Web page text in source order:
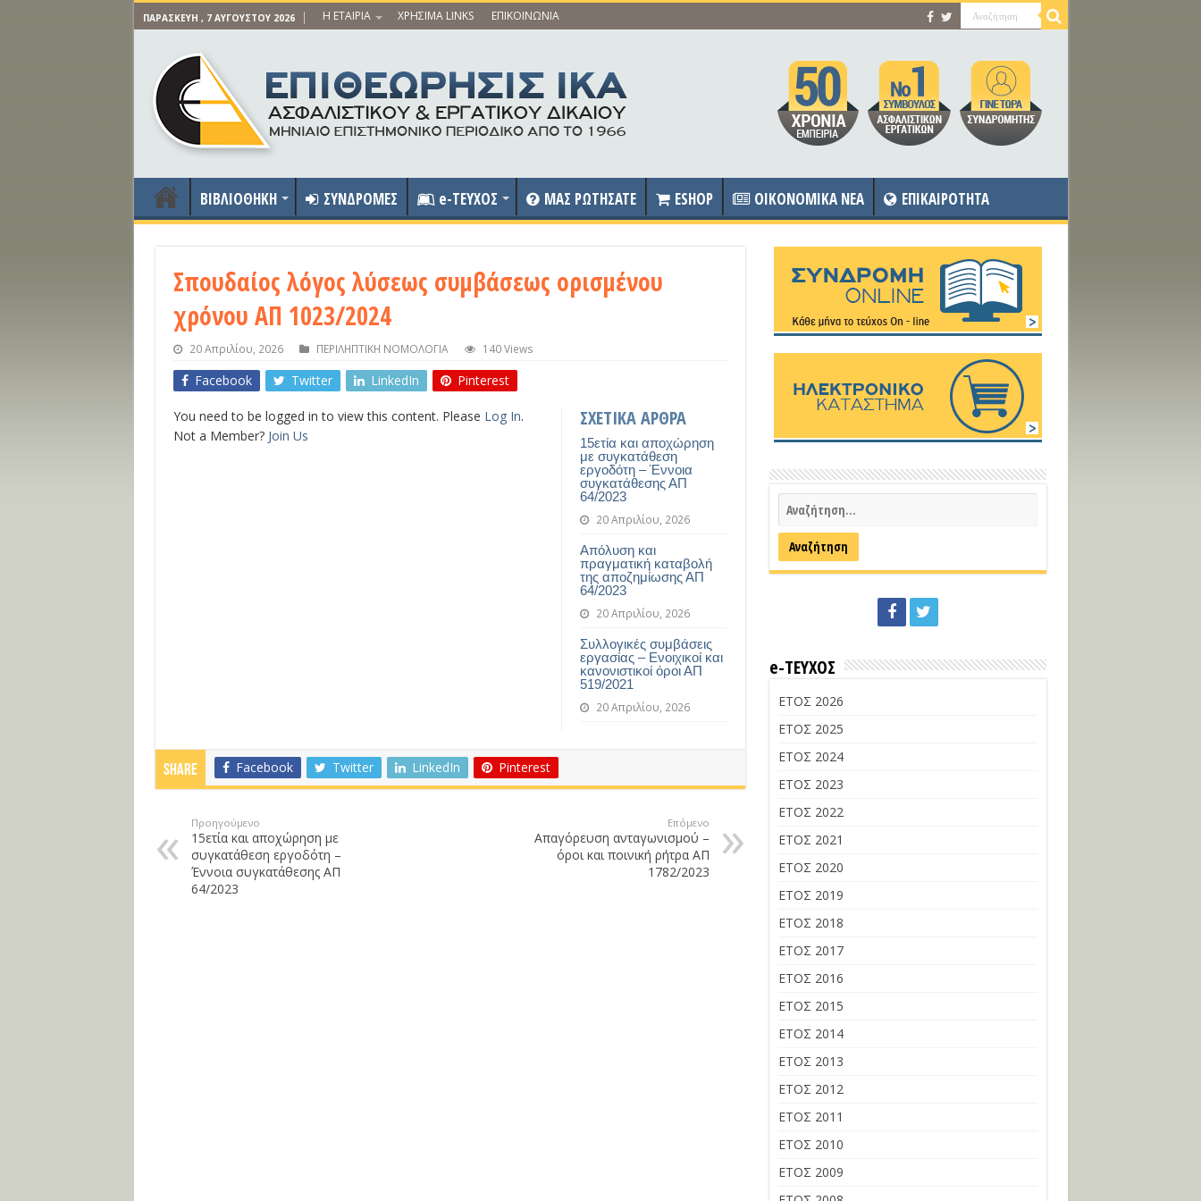
ΠΑΡΑΣΚΕΥΉ , 7 ΑΥΓΟΎΣΤΟΥ 2026 Η ΕΤΑΙΡΙΑ ΧΡΗΣΙΜΑ LINKS ΕΠΙΚΟΙΝΩΝΙΑ
ΒΙΒΛΙΟΘΗΚΗ ΣΥΝΔΡΟΜΕΣ e-ΤΕΥΧΟΣ ΜΑΣ ΡΩΤΗΣΑΤΕ ESHOP OIKONOMIKA NEA ΕΠΙΚΑΙΡΟΤΗΤΑ
Σπουδαίος λόγος λύσεως συμβάσεως ορισμένου
χρόνου ΑΠ 1023/2024
20 Απριλίου, 2026 ΠΕΡΙΛΗΠΤΙΚΗ ΝΟΜΟΛΟΓΙΑ 140 Views
Facebook Twitter LinkedIn Pinterest
ΣΧΕΤΙΚΑ ΑΡΘΡΑ
15ετία και αποχώρηση
με συγκατάθεση
εργοδότη – Έννοια
συγκατάθεσης ΑΠ
64/2023
20 Απριλίου, 2026
Απόλυση και
πραγματική καταβολή
της αποζημίωσης ΑΠ
64/2023
20 Απριλίου, 2026
Συλλογικές συμβάσεις
εργασίας – Ενοιχικοί και
κανονιστικοί όροι ΑΠ
519/2021
20 Απριλίου, 2026
You need to be logged in to view this content. Please Log In.
Not a Member? Join Us
Share Facebook Twitter LinkedIn Pinterest
Προηγούμενο
15ετία και αποχώρηση με
συγκατάθεση εργοδότη –
Έννοια συγκατάθεσης ΑΠ
64/2023
Επόμενο
Απαγόρευση ανταγωνισμού –
όροι και ποινική ρήτρα ΑΠ
1782/2023
e-ΤΕΥΧΟΣ
ΕΤΟΣ 2026
ΕΤΟΣ 2025
ΕΤΟΣ 2024
ΕΤΟΣ 2023
ΕΤΟΣ 2022
ΕΤΟΣ 2021
ΕΤΟΣ 2020
ΕΤΟΣ 2019
ΕΤΟΣ 2018
ΕΤΟΣ 2017
ΕΤΟΣ 2016
ΕΤΟΣ 2015
ΕΤΟΣ 2014
ΕΤΟΣ 2013
ΕΤΟΣ 2012
ΕΤΟΣ 2011
ΕΤΟΣ 2010
ΕΤΟΣ 2009